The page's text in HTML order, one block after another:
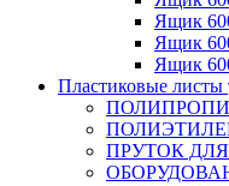
Ящик
Ящик
Ящик
Пластиковые листы
ПРУТОК